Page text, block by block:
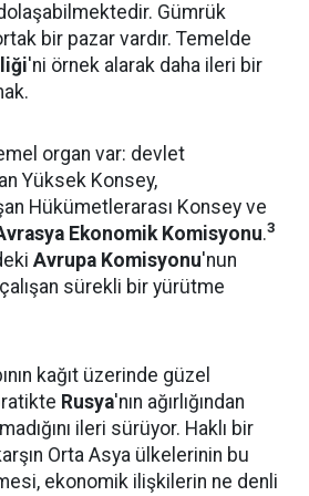
Gümrük
bir pazar vardır. Temelde
'ni örnek alarak daha ileri bir
organ var: devlet
Yüksek Konsey,
Hükümetlerarası Konsey ve
Ekonomik Komisyonu.3
Avrupa Komisyonu'nun
sürekli bir yürütme
kağıt üzerinde güzel
Rusya'nın ağırlığından
ileri sürüyor. Haklı bir
Orta Asya ülkelerinin bu
ekonomik ilişkilerin ne denli